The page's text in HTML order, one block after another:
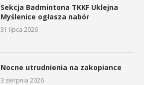
Sekcja Badmintona TKKF Uklejna
Myślenice ogłasza nabór
31 lipca 2026
Nocne utrudnienia na zakopiance
3 sierpnia 2026